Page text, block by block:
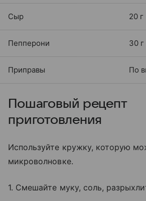
Сыр 20 г
Пепперони 30 г
Приправы По
Пошаговый рецепт
приготовления
Используйте кружку, которую
микроволновке.
1. Смешайте муку, соль,